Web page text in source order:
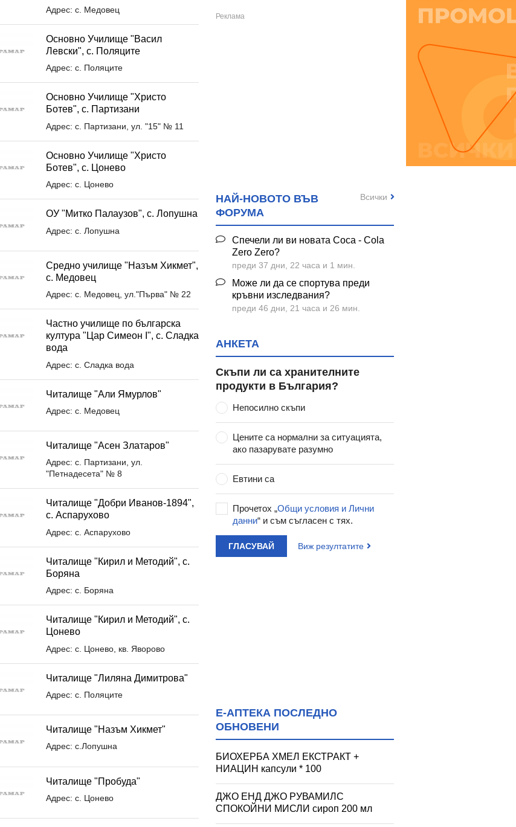
Адрес: с. Медовец
Основно Училище "Васил
Левски", с. Поляците
Адрес: с. Поляците
Основно Училище "Христо
Ботев", с. Партизани
Адрес: с. Партизани, ул. "15" № 11
Основно Училище "Христо
Ботев", с. Цонево
Адрес: с. Цонево
ОУ "Митко Палаузов", с. Лопушна
Адрес: с. Лопушна
Средно училище "Назъм Хикмет",
с. Медовец
Адрес: с. Медовец, ул."Първа" № 22
Частно училище по българска
култура "Цар Симеон I", с. Сладка
вода
Адрес: с. Сладка вода
Читалище "Али Ямурлов"
Адрес: с. Медовец
Читалище "Асен Златаров"
Адрес: с. Партизани, ул.
"Петнадесета" № 8
Читалище "Добри Иванов-1894",
с. Аспарухово
Адрес: с. Аспарухово
Читалище "Кирил и Методий", с.
Боряна
Адрес: с. Боряна
Читалище "Кирил и Методий", с.
Цонево
Адрес: с. Цонево, кв. Яворово
Читалище "Лиляна Димитрова"
Адрес: с. Поляците
Читалище "Назъм Хикмет"
Адрес: с.Лопушна
Читалище "Пробуда"
Адрес: с. Цонево
НАЙ-НОВОТО ВЪВ
ФОРУМА
Спечели ли ви новата Coca - Cola
Zero Zero?
преди 37 дни, 22 часа и 1 мин.
Може ли да се спортува преди
кръвни изследвания?
преди 46 дни, 21 часа и 26 мин.
Всички
АНКЕТА
Скъпи ли са хранителните
продукти в България?
Непосилно скъпи
Цените са нормални за ситуацията,
ако пазарувате разумно
Евтини са
Прочетох „Общи условия и Лични
данни“ и съм съгласен с тях.
ГЛАСУВАЙ Виж резултатите
Е-АПТЕКА ПОСЛЕДНО
ОБНОВЕНИ
БИОХЕРБА ХМЕЛ ЕКСТРАКТ +
НИАЦИН капсули * 100
ДЖО ЕНД ДЖО РУВАМИЛС
СПОКОЙНИ МИСЛИ сироп 200 мл